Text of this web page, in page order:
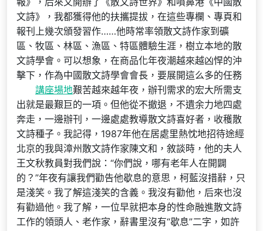
文詩》，我都獲得他的扶攜提拔，在這些專欄、專頁和
報刊上幾次頒發習作……他時常率領散文詩作家到礦
區、牧區、林區、漁區、特區體驗生涯，樹立本地的散
文詩學會。可以想象，在商品化年夜潮越來越凶悍的沖
擊下，作為中國散文詩學會會長，要展開這么多的任務
講座場地艱苦越來越年夜，辦刊需求的宏大所需支
出就是最艱巨的一項。但他從不撤退，不遺余力地四處
奔走，一邊辦刊，一邊處處教導散文詩喜好者，收穫散
文詩種子。我記得，1987年他在居處里熱忱地招待途經
北京的我與漳州散文詩作家陳文和，敘談時，他的夫人
王文秋教員對我們說：“你們說，哪有老年人在開闢
的？”年夜有讓我們勸告他歇息的意思，柯藍沒措辭，只
是淺笑。我了解這淺笑的含義。我沒有勸他，后來也沒
有勸過他。我了解，一位早就把本身的性命融進散文詩
工作的領頭人、老作家，辭書里沒有“歇息”二字，如許